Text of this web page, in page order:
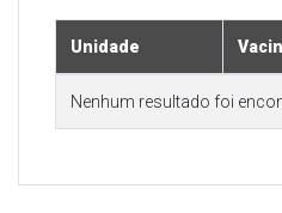
Unidade
Nenhum resultado foi